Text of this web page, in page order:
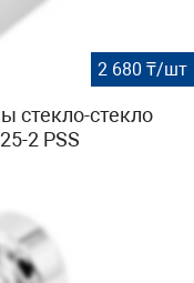
2 680 ₸/шт
стекло-стекло
2 PSS